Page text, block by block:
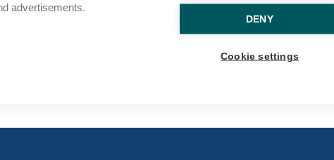
En engångskod för inloggning skickas till din e-
advertisements.
DENY
Cookie settings